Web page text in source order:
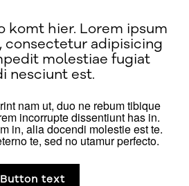
komt hier. Lorem ipsum
consectetur adipisicing
molestiae fugiat
nesciunt est.
nam ut, duo ne rebum tibique
incorrupte dissentiunt has in.
in, alia docendi molestie est te.
te, sed no utamur perfecto.
Button text